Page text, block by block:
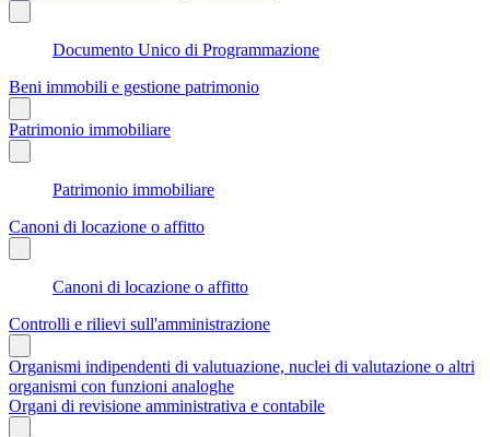
Documento Unico di Programmazione
Beni immobili e gestione patrimonio
Patrimonio immobiliare
Patrimonio immobiliare
Canoni di locazione o affitto
Canoni di locazione o affitto
Controlli e rilievi sull'amministrazione
Organismi indipendenti di valutuazione, nuclei di valutazione o altri
organismi con funzioni analoghe
Organi di revisione amministrativa e contabile